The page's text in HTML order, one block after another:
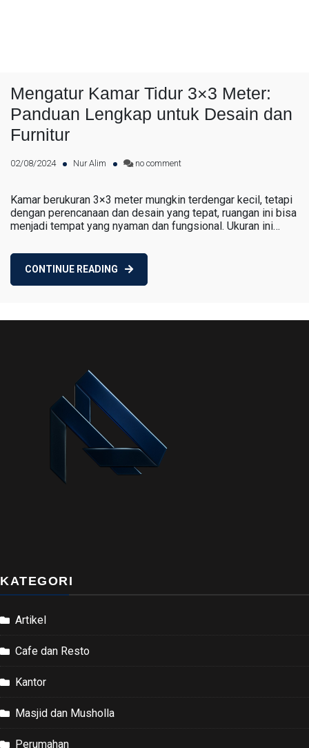
Mengatur Kamar Tidur 3×3 Meter:
Panduan Lengkap untuk Desain dan
Furnitur
02/08/2024 Nur Alim no commenton
Kamar
Tidur
3×3
Kamar berukuran 3×3 meter mungkin terdengar kecil, tetapi
dengan perencanaan dan desain yang tepat, ruangan ini bisa
menjadi tempat yang nyaman dan fungsional. Ukuran ini…
CONTINUE READING
KATEGORI
Artikel
Cafe dan Resto
Kantor
Masjid dan Musholla
Perumahan